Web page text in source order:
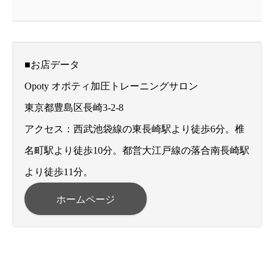
■お店データ
Opoty オポティ加圧トレーニングサロン
東京都豊島区長崎3-2-8
アクセス：西武池袋線の東長崎駅より徒歩6分。椎
名町駅より徒歩10分。都営大江戸線の落合南長崎駅
より徒歩11分。
ホームページ